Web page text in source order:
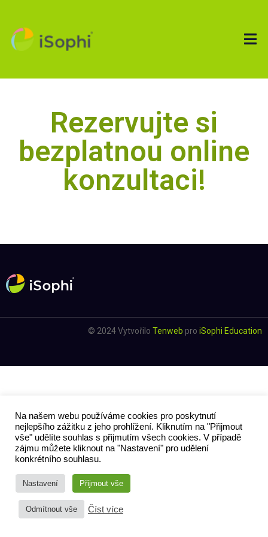
Rezervujte si
bezplatnou online
konzultaci!
© 2024 Vytvořilo Tenweb pro iSophi Education
Na našem webu používáme cookies pro poskytnutí
nejlepšího zážitku z jeho prohlížení. Kliknutím na "Přijmout
vše" udělíte souhlas s přijmutím všech cookies. V případě
zájmu můžete kliknout na "Nastavení" pro udělení
konkrétního souhlasu.
Nastavení Přijmout vše
Odmítnout vše Číst více